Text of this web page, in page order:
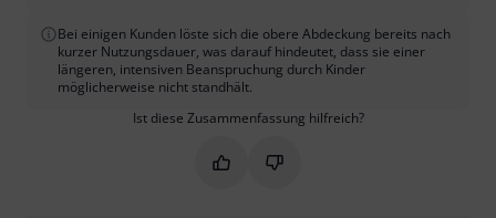
Bei einigen Kunden löste sich die obere Abdeckung bereits nach
kurzer Nutzungsdauer, was darauf hindeutet, dass sie einer
längeren, intensiven Beanspruchung durch Kinder
möglicherweise nicht standhält.
Ist diese Zusammenfassung hilfreich?
Markieren Sie diese
Markieren Sie diese